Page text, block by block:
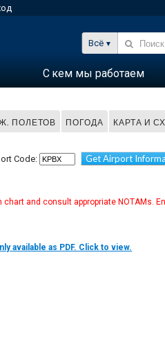
Всё
С кем мы работаем
ПОЛЕТОВ ПОГОДА КАРТА И
Code: Get Airport
and consult appropriate NOTAMs.
available as PDF. Click to view.